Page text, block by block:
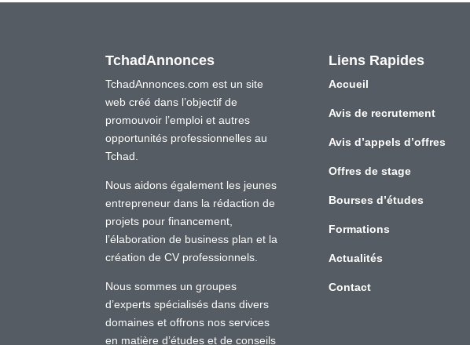
TchadAnnonces
TchadAnnonces.com est un site
web créé dans l’objectif de
promouvoir l’emploi et autres
opportunités professionnelles au
Tchad.
Nous aidons également les jeunes
entrepreneur dans la rédaction de
projets pour financement,
l’élaboration de business plan et la
création de CV professionnels.
Nous sommes un groupes
d’experts spécialisés dans divers
domaines et offrons nos services
en matière d’études et de conseils
Liens Rapides
Accueil
Avis de recrutement
Avis d’appels d’offres
Offres de stage
Bourses d’études
Formations
Actualités
Contact